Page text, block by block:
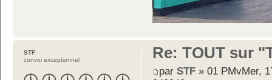
Re: TOUT sur
parSTF » 01 PMvMer,
STF
convoi exceptionnel